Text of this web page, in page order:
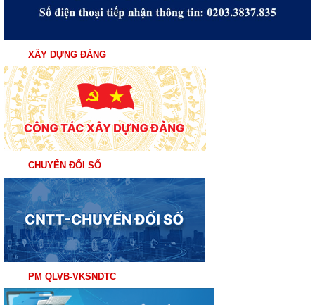
XÂY DỰNG ĐẢNG
CHUYỂN ĐỔI SỐ
PM QLVB-VKSNDTC